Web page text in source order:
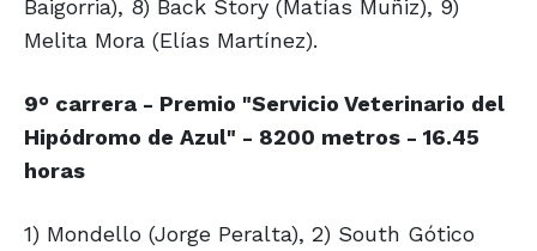
Baigorria), 8) Back Story (Matías Muñiz), 9)
Melita Mora (Elías Martínez).
9° carrera - Premio "Servicio Veterinario del
Hipódromo de Azul" - 8200 metros - 16.45
horas
1) Mondello (Jorge Peralta), 2) South Gótico